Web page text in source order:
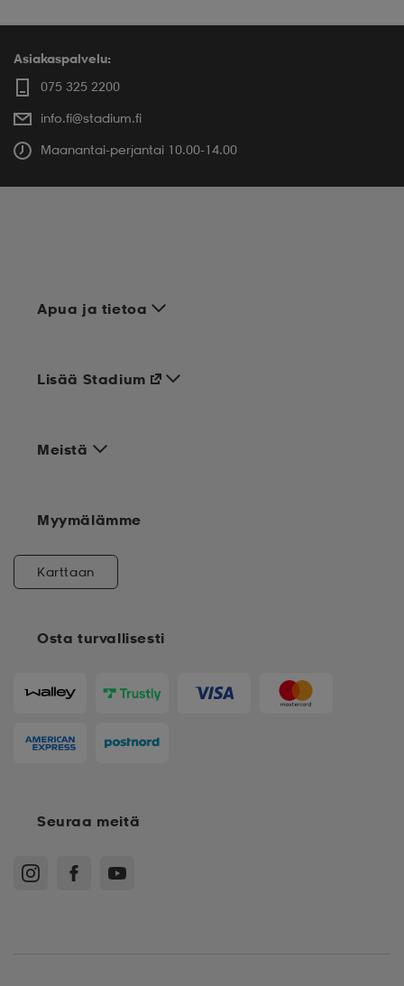
Asiakaspalvelu:
075 325 2200
info.fi@stadium.fi
Maanantai-perjantai 10.00-14.00
Apua ja tietoa
Meistä
Osta turvallisesti
Lisää Stadium
Myymälämme
Karttaan
Seuraa meitä